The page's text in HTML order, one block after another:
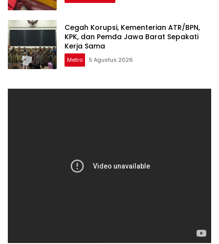
Cegah Korupsi, Kementerian ATR/BPN,
KPK, dan Pemda Jawa Barat Sepakati
Kerja Sama
Metro 5 Agustus 2026